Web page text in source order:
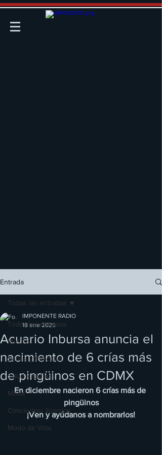
Entrada
Todas las entradas
Música
Series y Películas
Salud y Cultura
Moda
Conciertos/ Eventos
Modo de Vida
Todas las entradas
Acuario Inbursa anuncia el
nacimiento de 6 crías más
de pingüinos en CDMX
IMPONENTE RADIO
18 ene 2025
En diciembre nacieron 6 crías más de
pingüinos
¡Ven y ayúdanos a nombrarlos!